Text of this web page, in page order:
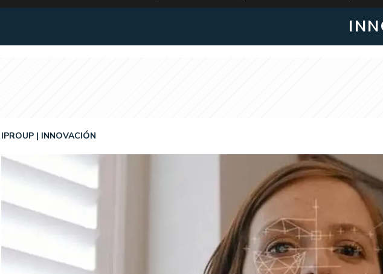
IPROUP INNOVACIÓN